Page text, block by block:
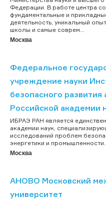
Федерации. В работе центра
фундаментальные и
деятельность, уникальный
школы и самые соврем...
Москва
Федеральное
учреждение науки
безопасного
Российской академии
ИБРАЭ РАН является
академии наук,
исследований проблем
энергетики и промышленности....
Москва
АНОВО Московский
университет